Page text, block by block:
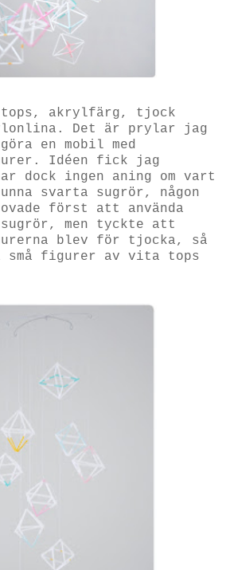
akrylfärg, tjock
Det är prylar jag
en mobil med
Idéen fick jag
dock ingen aning om vart
svarta sugrör, någon
först att använda
men tyckte att
blev för tjocka, så
figurer av vita tops